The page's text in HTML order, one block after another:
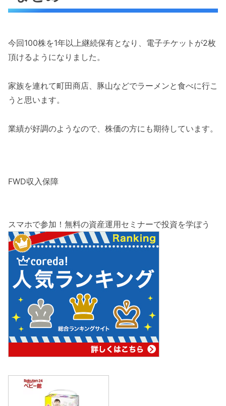
今回100株を1年以上継続保有となり、電子チケットが2枚
頂けるようになりました。
家族を連れて町田商店、豚山などでラーメンと食べに行こ
うと思います。
業績が好調のようなので、株価の方にも期待しています。
FWD収入保障
スマホで参加！無料の資産運用セミナーで投資を学ぼう